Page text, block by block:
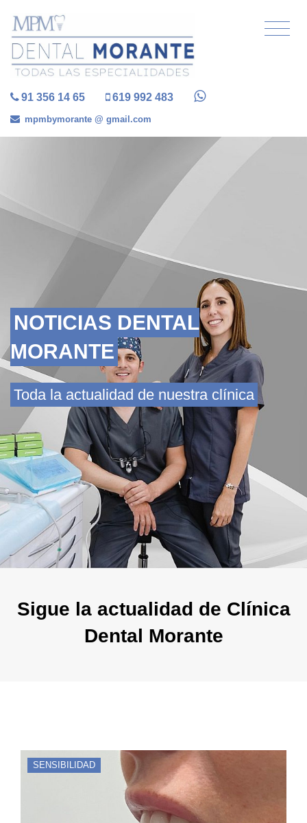
91 356 14 65 619 992 483
mpmbymorante @ gmail.com
NOTICIAS DENTAL
MORANTE
Toda la actualidad de nuestra clínica
Sigue la actualidad de Clínica
Dental Morante
SENSIBILIDAD